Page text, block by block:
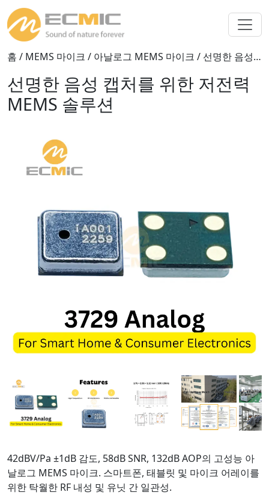
홈 / MEMS 마이크 / 아날로그 MEMS 마이크 / 선명한 음성 캡처를 위한 저전력 MEMS 솔루션
선명한 음성 캡처를 위한 저전력
MEMS 솔루션
42dBV/Pa ±1dB 감도, 58dB SNR, 132dB AOP의 고성능 아
날로그 MEMS 마이크. 스마트폰, 태블릿 및 마이크 어레이를
위한 탁월한 RF 내성 및 유닛 간 일관성.